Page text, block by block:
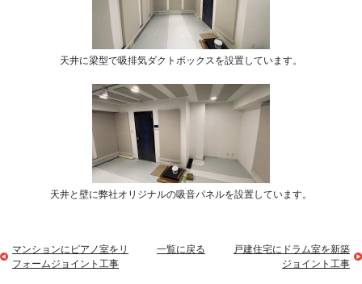
天井に梁型で吸排気ダクトボックスを設置しています。
天井と壁に弊社オリジナルの吸音パネルを設置しています。
戸建住宅にドラム室を新築
ジョイント工事
マンションにピアノ室をリ
フォームジョイント工事
一覧に戻る